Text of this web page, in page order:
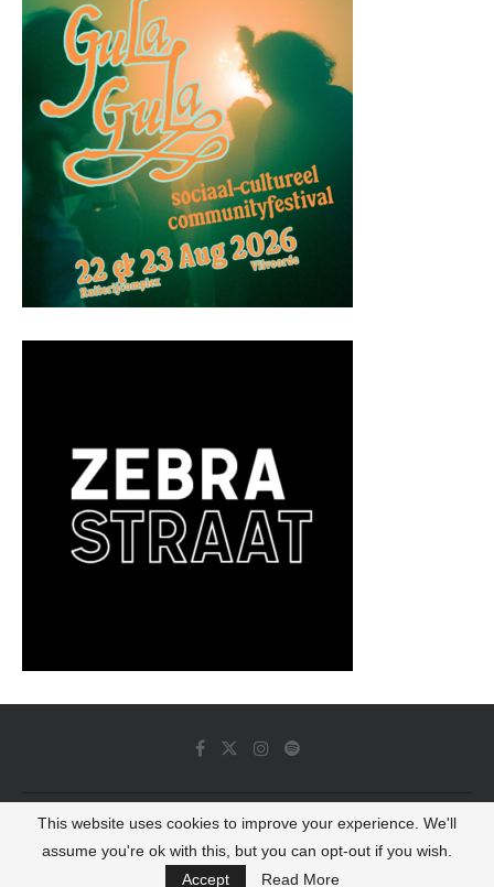
© 2022 - Luminous Dash All Rights Reserved
BACK TO TOP
This website uses cookies to improve your experience. We'll
assume you're ok with this, but you can opt-out if you wish.
Accept
Read More